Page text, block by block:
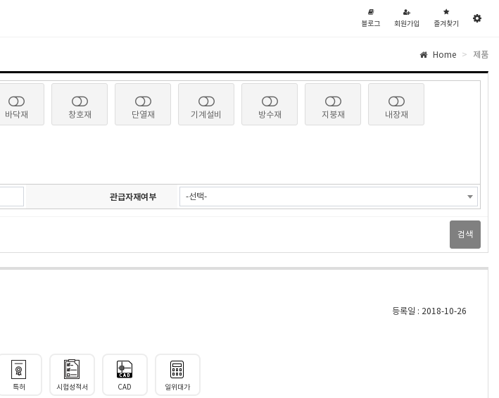
블
그
블로그
회
가
회원가입
즐
겨
찾
즐겨찾기
관
이
Home 제품
바닥재 창호재 단열재 기계설비 방수재 지붕재 내장재
관급자재여부 -선택-
검색
등록일 : 2018-10-26
특허 시험성적서 CAD 일위대가